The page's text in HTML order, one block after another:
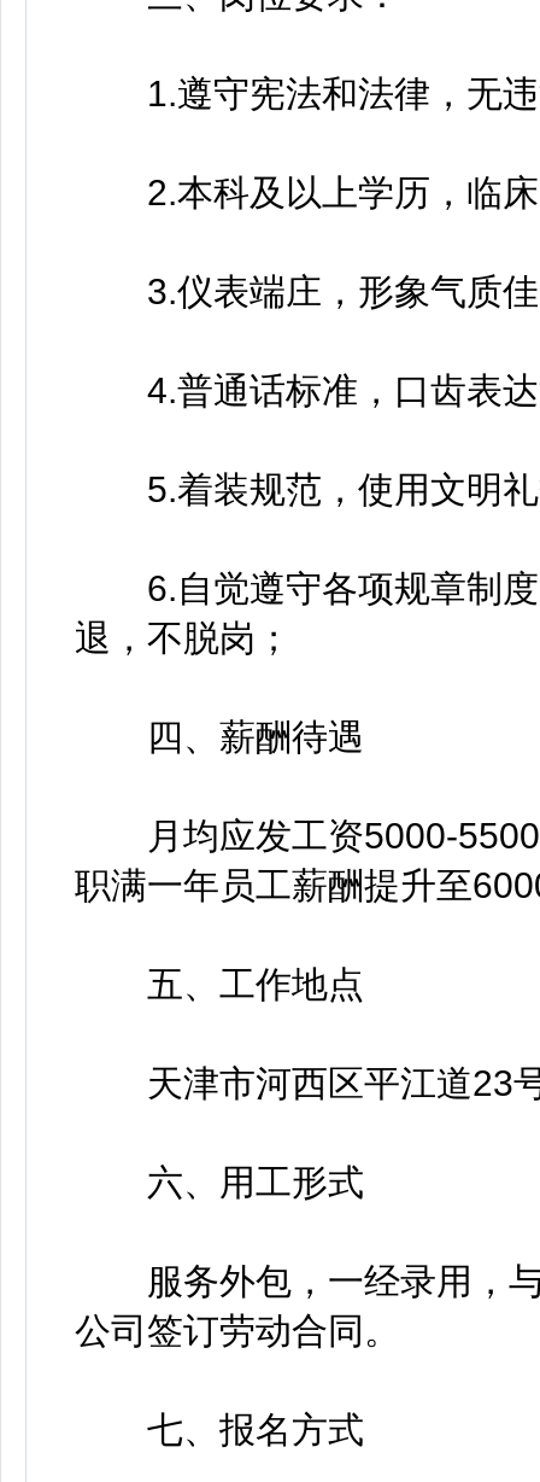
1.遵守宪法和法律，无违
2.本科及以上学历，临床
3.仪表端庄，形象气质佳
4.普通话标准，口齿表达
5.着装规范，使用文明礼
6.自觉遵守各项规章制度
退，不脱岗；
四、薪酬待遇
月均应发工资5000-5500
职满一年员工薪酬提升至
五、工作地点
天津市河西区平江道23
六、用工形式
服务外包，一经录用，与
公司签订劳动合同。
七、报名方式